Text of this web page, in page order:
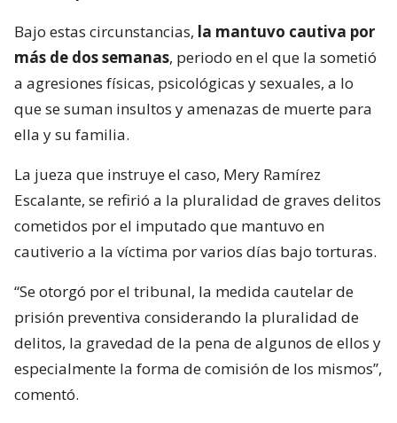
Bajo estas circunstancias, la mantuvo cautiva por
más de dos semanas, periodo en el que la sometió
a agresiones físicas, psicológicas y sexuales, a lo
que se suman insultos y amenazas de muerte para
ella y su familia.
La jueza que instruye el caso, Mery Ramírez
Escalante, se refirió a la pluralidad de graves delitos
cometidos por el imputado que mantuvo en
cautiverio a la víctima por varios días bajo torturas.
“Se otorgó por el tribunal, la medida cautelar de
prisión preventiva considerando la pluralidad de
delitos, la gravedad de la pena de algunos de ellos y
especialmente la forma de comisión de los mismos”,
comentó.